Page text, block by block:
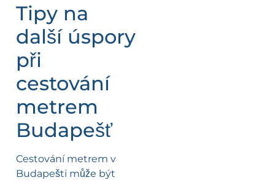
Tipy na
další úspory
při
cestování
metrem
Budapešť
Cestování metrem v
Budapešti může být